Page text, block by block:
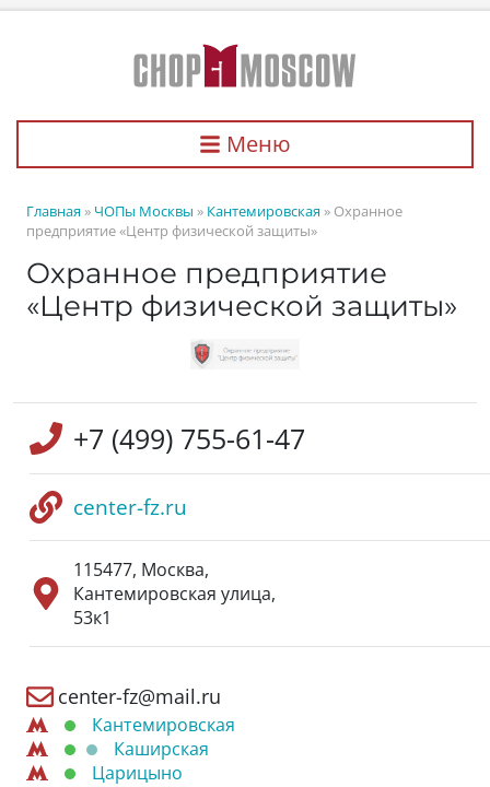
Меню
Главная » ЧОПы Москвы » Кантемировская » Охранное
предприятие «Центр физической защиты»
Охранное предприятие
«Центр физической защиты»
+7 (499) 755-61-47
center-fz.ru
115477, Москва,
Кантемировская улица,
53к1
center-fz@mail.ru
Кантемировская
Каширская
Царицыно